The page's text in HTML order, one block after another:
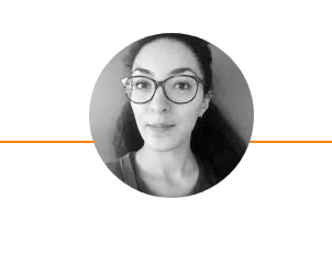
Avec enthousiasme et disponibilité, il s’investit
désormais au service de la réussite des
étudiants et cherche constamment à rendre
accessible les formations au plus grand
grâce à des équipes de professeurs
et engagés au service de l’excellence
pédagogique.